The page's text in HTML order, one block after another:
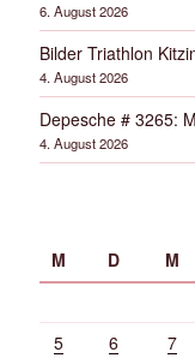
6. August 2026
Bilder Triathlon
4. August 2026
Depesche # 3265:
4. August 2026
M
D M
5
6 7